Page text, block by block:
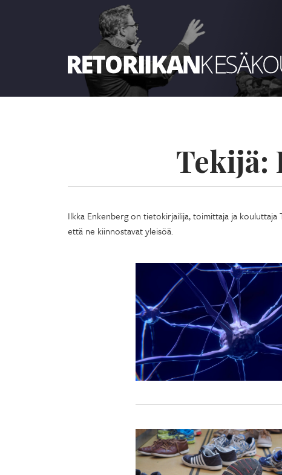
Tekijä:
Ilkka Enkenberg on tietokirjailija, toimittaja ja kouluttaja
että ne kiinnostavat yleisöä.